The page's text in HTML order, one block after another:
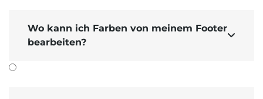
Wo kann ich Farben von meinem Footer
bearbeiten?
